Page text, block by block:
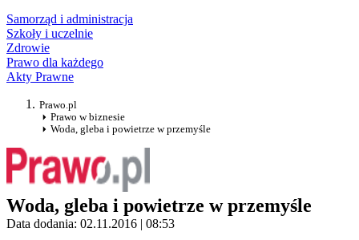
Samorząd i administracja
Szkoły i uczelnie
Zdrowie
Prawo dla każdego
Akty Prawne
Prawo.pl
Prawo w biznesie
Woda, gleba i powietrze w przemyśle
Woda, gleba i powietrze w przemyśle
Data dodania: 02.11.2016 | 08:53